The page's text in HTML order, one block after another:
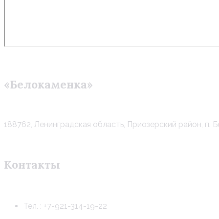
«Белокаменка»
188762, Ленинградская область, Приозерский район, п.
Контакты
Тел. : +7-921-314-19-22